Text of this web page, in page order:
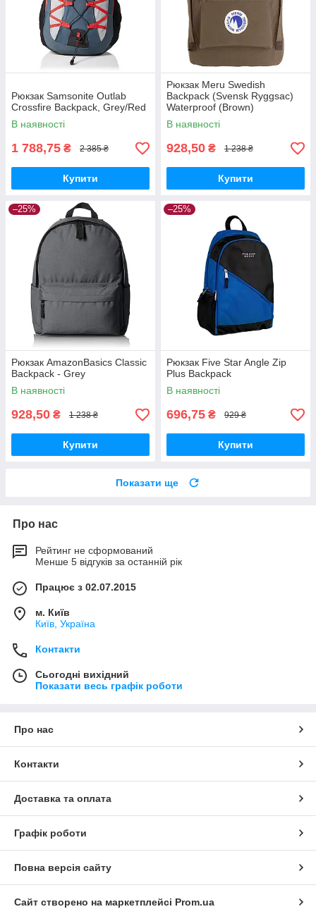
Рюкзак Samsonite Outlab
Crossfire Backpack, Grey/Red
В наявності
1 788,75 ₴ 2 385 ₴
Купити
Рюкзак Meru Swedish
Backpack (Svensk Ryggsac)
Waterproof (Brown)
В наявності
928,50 ₴ 1 238 ₴
Купити
–25%
Рюкзак AmazonBasics Classic
Backpack - Grey
В наявності
928,50 ₴ 1 238 ₴
Купити
–25%
Рюкзак Five Star Angle Zip
Plus Backpack
В наявності
696,75 ₴ 929 ₴
Купити
Показати ще
Про нас
Рейтинг не сформований
Менше 5 відгуків за останній рік
Працює з 02.07.2015
м. Київ
Київ, Україна
Контакти
Сьогодні вихідний
Показати весь графік роботи
Про нас
Контакти
Доставка та оплата
Графік роботи
Повна версія сайту
Сайт створено на маркетплейсі Prom.ua